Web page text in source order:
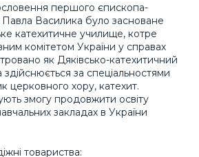
першого єпископа-
Василика було засноване
катехитичне училище, котре
комітетом України у справах
як Дяківсько-катехитичний
за спеціальностями
церковного хору, катехит.
змогу продовжити освіту
закладах в України
товариства: